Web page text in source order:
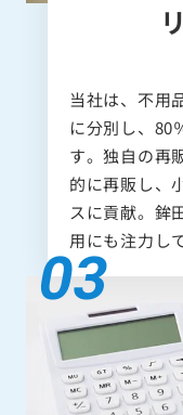
当社は、不用
に分別し、80
す。独自の再
的に再販し、
スに貢献。鉾
用にも注力し